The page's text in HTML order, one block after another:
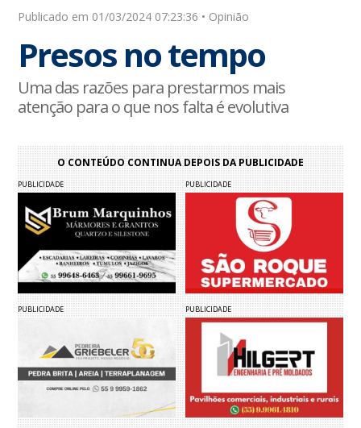
Publicado em 01/03/2024 07:23:36 • Opinião
Presos no tempo
Uma das razões para prestarmos mais
atenção para o que nos falta é evolutiva
O CONTEÚDO CONTINUA DEPOIS DA PUBLICIDADE
PUBLICIDADE PUBLICIDADE
PUBLICIDADE PUBLICIDADE